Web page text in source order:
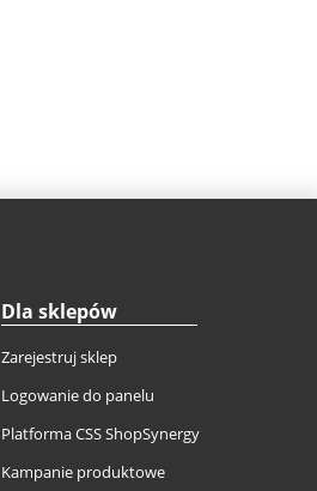
Dla sklepów
Zarejestruj sklep
Logowanie do panelu
Platforma CSS ShopSynergy
Kampanie produktowe